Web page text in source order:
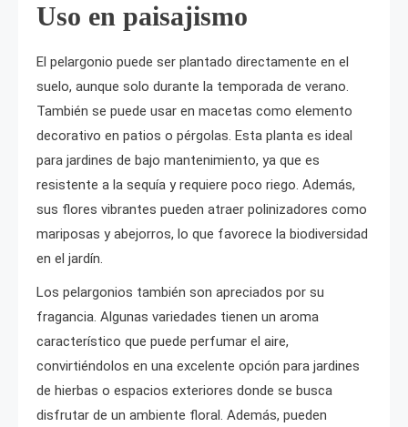
Uso en paisajismo
El pelargonio puede ser plantado directamente en el
suelo, aunque solo durante la temporada de verano.
También se puede usar en macetas como elemento
decorativo en patios o pérgolas. Esta planta es ideal
para jardines de bajo mantenimiento, ya que es
resistente a la sequía y requiere poco riego. Además,
sus flores vibrantes pueden atraer polinizadores como
mariposas y abejorros, lo que favorece la biodiversidad
en el jardín.
Los pelargonios también son apreciados por su
fragancia. Algunas variedades tienen un aroma
característico que puede perfumar el aire,
convirtiéndolos en una excelente opción para jardines
de hierbas o espacios exteriores donde se busca
disfrutar de un ambiente floral. Además, pueden